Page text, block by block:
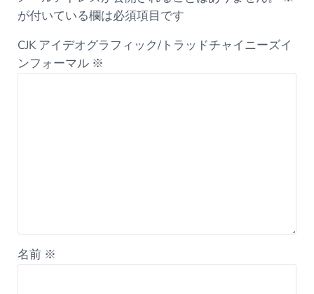
が付いている欄は必須項目です
CJK アイデオグラフィック/トラッドチャイニーズイ
ンフォーマル ※
名前 ※